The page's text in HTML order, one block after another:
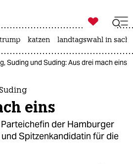
zahl ich
ich

taz zahl ich
trump katzen landtagswahl in
Suding und Suding: Aus drei mach eins
eins
der Hamburger
Spitzenkandidatin für die